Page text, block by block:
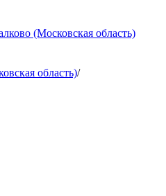
(Московская область)
область)/